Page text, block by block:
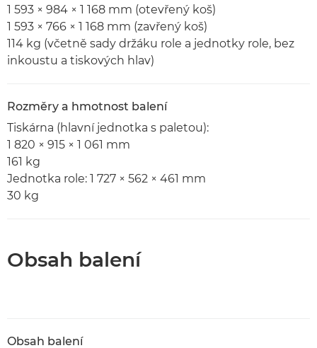
1 593 × 984 × 1 168 mm (otevřený koš)
1 593 × 766 × 1 168 mm (zavřený koš)
114 kg (včetně sady držáku role a jednotky role, bez
inkoustu a tiskových hlav)
Rozměry a hmotnost balení
Tiskárna (hlavní jednotka s paletou):
1 820 × 915 × 1 061 mm
161 kg
Jednotka role: 1 727 × 562 × 461 mm
30 kg
Obsah balení
Obsah balení